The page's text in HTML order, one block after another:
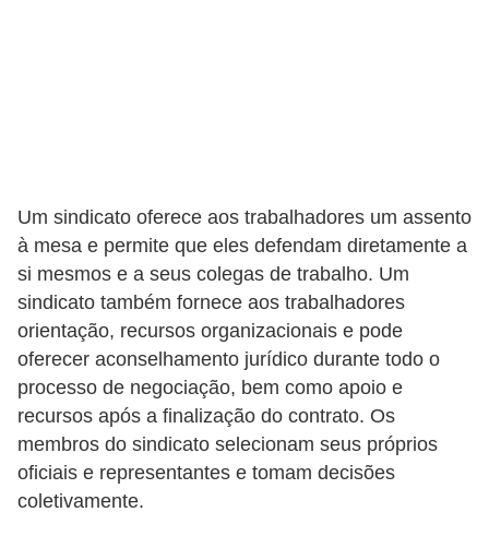
Um sindicato oferece aos trabalhadores um assento
à mesa e permite que eles defendam diretamente a
si mesmos e a seus colegas de trabalho. Um
sindicato também fornece aos trabalhadores
orientação, recursos organizacionais e pode
oferecer aconselhamento jurídico durante todo o
processo de negociação, bem como apoio e
recursos após a finalização do contrato. Os
membros do sindicato selecionam seus próprios
oficiais e representantes e tomam decisões
coletivamente.
n
t
r
a
b
a
l
h